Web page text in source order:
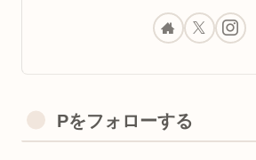
Pをフォローする